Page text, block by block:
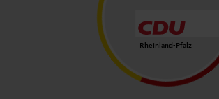
Rheinland-Pfalz